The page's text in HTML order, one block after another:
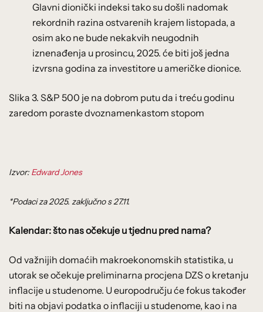
Glavni dionički indeksi tako su došli nadomak
rekordnih razina ostvarenih krajem listopada, a
osim ako ne bude nekakvih neugodnih
iznenađenja u prosincu, 2025. će biti još jedna
izvrsna godina za investitore u američke dionice.
Slika 3. S&P 500 je na dobrom putu da i treću godinu
zaredom poraste dvoznamenkastom stopom
Izvor: Edward Jones
*Podaci za 2025. zaključno s 27.11.
Kalendar: što nas očekuje u tjednu pred nama?
Od važnijih domaćih makroekonomskih statistika, u
utorak se očekuje preliminarna procjena DZS o kretanju
inflacije u studenome. U europodručju će fokus također
biti na objavi podatka o inflaciji u studenome, kao i na